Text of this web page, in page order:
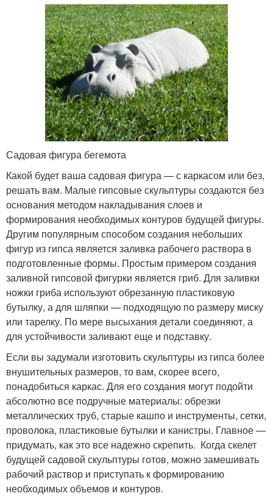
Садовая фигура бегемота
Какой будет ваша садовая фигура — с каркасом или без,
решать вам. Малые гипсовые скульптуры создаются без
основания методом накладывания слоев и
формирования необходимых контуров будущей фигуры.
Другим популярным способом создания небольших
фигур из гипса является заливка рабочего раствора в
подготовленные формы. Простым примером создания
заливной гипсовой фигурки является гриб. Для заливки
ножки гриба используют обрезанную пластиковую
бутылку, а для шляпки — подходящую по размеру миску
или тарелку. По мере высыхания детали соединяют, а
для устойчивости заливают еще и подставку.
Если вы задумали изготовить скульптуры из гипса более
внушительных размеров, то вам, скорее всего,
понадобиться каркас. Для его создания могут подойти
абсолютно все подручные материалы: обрезки
металлических труб, старые кашпо и инструменты, сетки,
проволока, пластиковые бутылки и канистры. Главное —
придумать, как это все надежно скрепить. Когда скелет
будущей садовой скульптуры готов, можно замешивать
рабочий раствор и приступать к формированию
необходимых объемов и контуров.